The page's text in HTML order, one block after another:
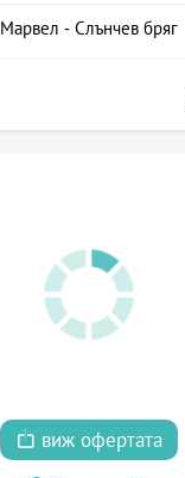
Марвел - Слънчев бряг
виж офертата